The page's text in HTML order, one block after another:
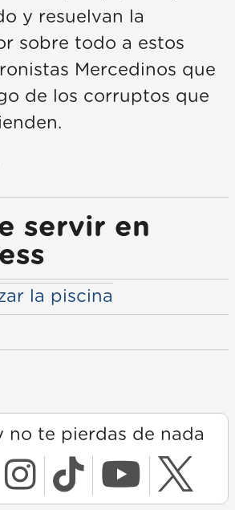
y resuelvan la
sobre todo a estos
Mercedinos que
de los corruptos que
servir en
la piscina
no te pierdas de nada